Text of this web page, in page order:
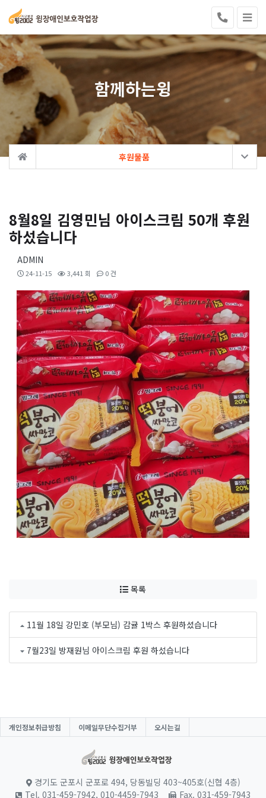
함께하는윙
후원물품
8월8일 김영민님 아이스크림 50개 후원
하섰습니다
ADMIN
24-11-15 3,441 회 0 건
목록
11월 18일 강민호 (부모님) 감귤 1박스 후원하셨습니다
7월23일 방재원님 아이스크림 후원 하섰습니다
개인정보취급방침 이메일무단수집거부 오시는길
경기도 군포시 군포로 494, 당동빌딩 403~405호(신협 4층)
Tel. 031-459-7942, 010-4459-7943
Fax. 031-459-7943